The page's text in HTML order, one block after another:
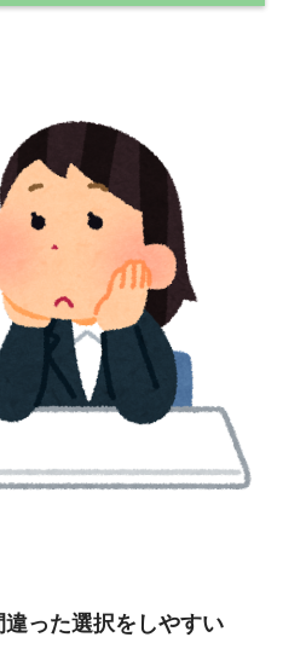
った選択をしやすい